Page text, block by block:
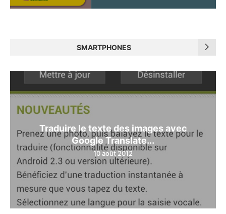
SMARTPHONES
Traduire le texte des images avec
Google Translate...
10 août 2012